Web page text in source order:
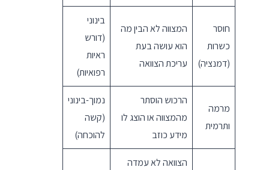
חוסר
כשרות
(דמנציה)
המצווה לא הבין מה
הוא עושה בעת
עריכת הצוואה
בינוני
(דורש
ראיות
רפואיות)
מרמה
ותרמית
הרכוש הוסתר
מהמצווה או הוצג לו
מידע כוזב
נמוך-בינוני
(קשה
להוכחה)
הצוואה לא עמדה